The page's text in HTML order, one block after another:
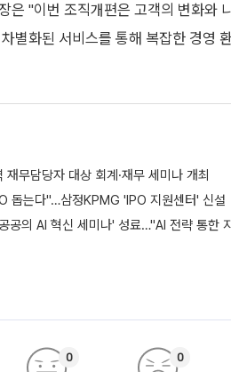
은 "이번 조직개편은 고객의 변화와
별화된 서비스를 통해 복잡한 경영
무담당자 대상 회계·재무 세미나 개최
돕는다"…삼정KPMG 'IPO 지원센터' 신설
공의 AI 혁신 세미나' 성료…"AI 전략 통한
0 0